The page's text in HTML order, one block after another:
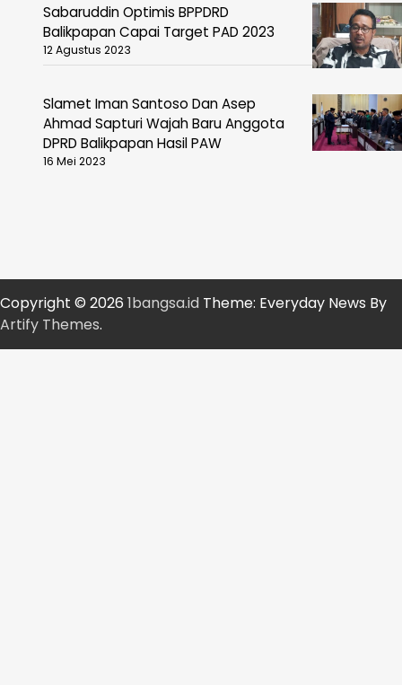
Sabaruddin Optimis BPPDRD
Balikpapan Capai Target PAD 2023
12 Agustus 2023
Slamet Iman Santoso Dan Asep
Ahmad Sapturi Wajah Baru Anggota
DPRD Balikpapan Hasil PAW
16 Mei 2023
Copyright © 2026 1bangsa.id Theme: Everyday News By
Artify Themes.